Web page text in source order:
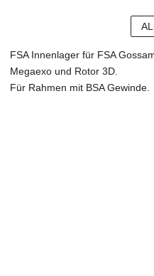
FSA Innenlager für FSA
Megaexo und Rotor 3D.
Für Rahmen mit BSA Gewinde.